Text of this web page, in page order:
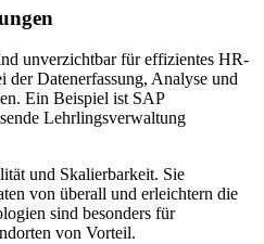
unverzichtbar für effizientes HR-
der Datenerfassung, Analyse und
Ein Beispiel ist SAP
Lehrlingsverwaltung
und Skalierbarkeit. Sie
von überall und erleichtern die
sind besonders für
von Vorteil.